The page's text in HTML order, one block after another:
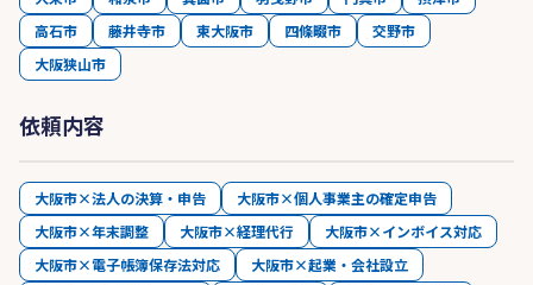
高石市
藤井寺市 東大阪市 四條畷市
交野市
大阪狭山市
依頼内容
大阪市×法人の決算・申告
大阪市×個人事業主の確定申告
大阪市×年末調整
大阪市×経理代行
大阪市×インボイス対応
大阪市×電子帳簿保存法対応
大阪市×起業・会社設立